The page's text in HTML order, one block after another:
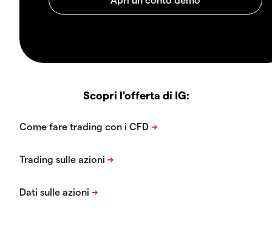
Scopri l'offerta di IG: